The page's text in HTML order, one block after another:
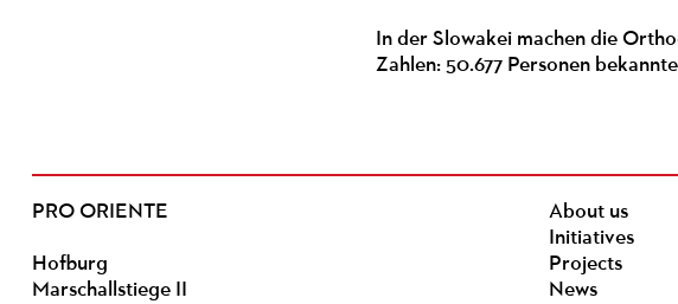
In der Slowakei machen die
Zahlen: 50.677 Personen
PRO ORIENTE
Hofburg
Marschallstiege II
About us
Initiatives
Projects
News